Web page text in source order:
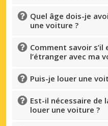
Quel âge dois-je
une voiture ?
Comment savoir s’il
l’étranger avec ma
Puis-je louer une
Est-il nécessaire de
louer une voiture ?